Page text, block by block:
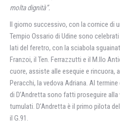
molta dignità”.
Il giorno successivo, con la cornice di
Tempio Ossario di Udine sono
lati del feretro, con la sciabola
Franzoi, il Ten. Ferrazzutti e il M.llo
cuore, assiste alle esequie e rincuora,
Peracchi, la vedova Adriana. Al
di D’Andretta sono fatti proseguire
tumulati. D’Andretta è il primo pilota
il G.91.